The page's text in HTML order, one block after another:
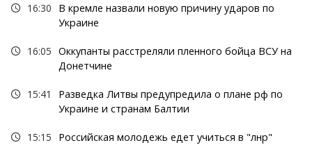
16:30
В кремле назвали новую причину ударов по
Украине
16:05 Оккупанты расстреляли пленного бойца ВСУ на
Донетчине
15:41
Разведка Литвы предупредила о плане рф по
Украине и странам Балтии
15:15 Российская молодежь едет учиться в "лнр"